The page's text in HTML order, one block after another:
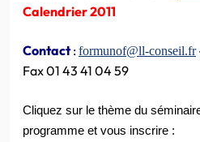
Calendrier 2011
Contact:formunof@ll-conseil.fr
Fax 01 43 41 04 59
Cliquez sur le thème du
programme et vous inscrire :